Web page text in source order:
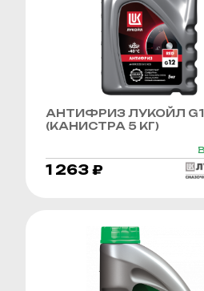
АНТИФРИЗ ЛУКОЙЛ
(КАНИСТРА 5 КГ)
1 263 ₽